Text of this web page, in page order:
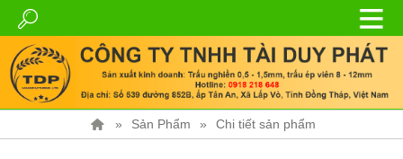
Sản Phẩm Chi tiết sản phẩm